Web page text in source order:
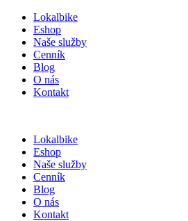
Lokalbike
Eshop
Naše služby
Cenník
Blog
O nás
Kontakt
Lokalbike
Eshop
Naše služby
Cenník
Blog
O nás
Kontakt